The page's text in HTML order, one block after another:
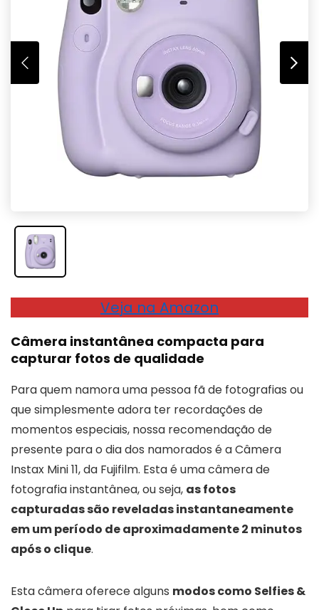
Veja na Amazon
Câmera instantânea compacta para
capturar fotos de qualidade
Para quem namora uma pessoa fã de fotografias ou
que simplesmente adora ter recordações de
momentos especiais, nossa recomendação de
presente para o dia dos namorados é a Câmera
Instax Mini 11, da Fujifilm. Esta é uma câmera de
fotografia instantânea, ou seja, as fotos
capturadas são reveladas instantaneamente
em um período de aproximadamente 2 minutos
após o clique.
Esta câmera oferece alguns modos como Selfies &